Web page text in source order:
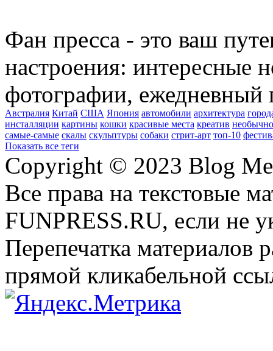
Фан пресса - это ваш
настроения: интересные
фотографии, ежедневный
Австралия Китай США Япония автомобили архитектура
инсталляции картины кошки красивые места креатив
самые-самые скалы скульптуры собаки стрит-арт топ-10
Показать все теги
Copyright © 2023 Blog
Все права на текстовые
FUNPRESS.RU, если не
Перепечатка материалов
прямой кликабельной